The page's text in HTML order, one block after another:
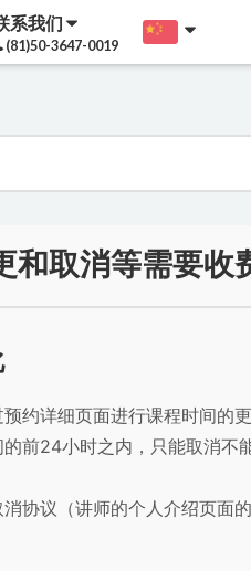
系我们
(81)50-3647-0019
和取消等需要收
约详细页面进行课程时间的更
前24小时之内，只能取消不
协议（讲师的个人介绍页面